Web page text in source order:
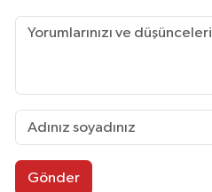
Gönder